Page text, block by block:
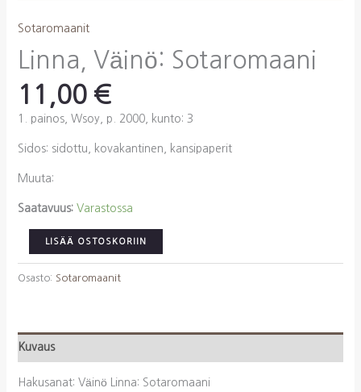
Sotaromaanit
Linna, Väinö: Sotaromaani
11,00 €
1. painos, Wsoy, p. 2000, kunto: 3
Sidos: sidottu, kovakantinen, kansipaperit
Muuta:
Saatavuus: Varastossa
Linna,
Väinö:
Sotaromaani
LISÄÄ OSTOSKORIIN
Osasto: Sotaromaanit
Kuvaus
Hakusanat: Väinö Linna: Sotaromaani